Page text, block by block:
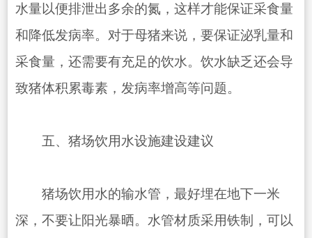
水量以便排泄出多余的氮，这样才能保证采食量
和降低发病率。对于母猪来说，要保证泌乳量和
采食量，还需要有充足的饮水。饮水缺乏还会导
致猪体积累毒素，发病率增高等问题。
五、猪场饮用水设施建设建议
猪场饮用水的输水管，最好埋在地下一米
深，不要让阳光暴晒。水管材质采用铁制，可以